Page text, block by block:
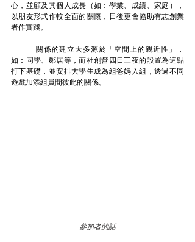
心，並顧及其個人成長（如：學業、成績、家庭），
以朋友形式作較全面的關懷，日後更會協助有志創業
者作實踐。
如：同學、鄰居等，而社創營四日三夜的設置為這點
打下基礎，並安排大學生成為組爸媽入組，透過不同
遊戲加添組員間彼此的關係。
參加者的話